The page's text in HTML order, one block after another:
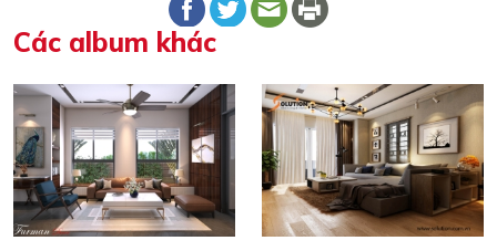
Các album khác